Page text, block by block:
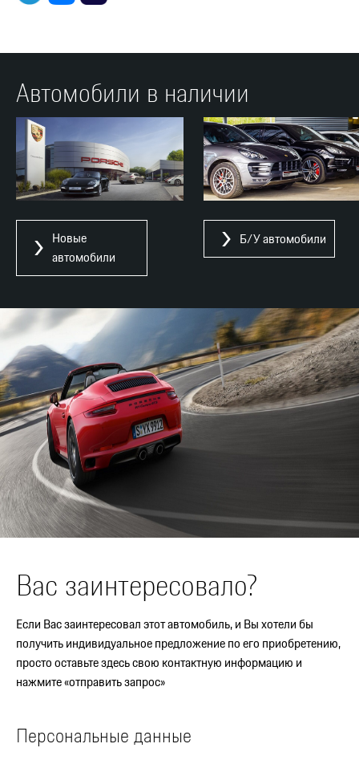
Автомобили в наличии
Новые
автомобили
Б/У автомобили
Вас заинтересовало?
Если Вас заинтересовал этот автомобиль, и Вы хотели бы
получить индивидуальное предложение по его приобретению,
просто оставьте здесь свою контактную информацию и
нажмите «отправить запрос»
Персональные данные